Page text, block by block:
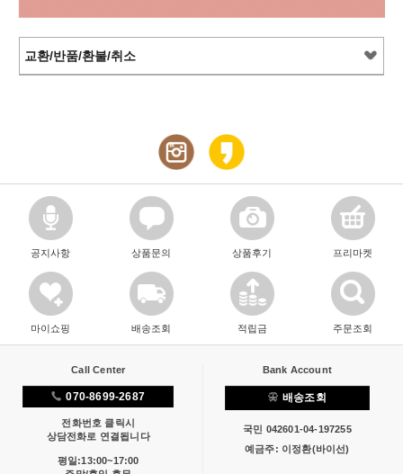
교환/반품/환불/취소
공지사항 상품문의 상품후기 프리마켓
마이쇼핑 배송조회 적립금 주문조회
Call Center
070-8699-2687
전화번호 클릭시
상담전화로 연결됩니다
평일:13:00~17:00
Bank Account
배송조회
국민 042601-04-197255
예금주: 이정환(바이선)